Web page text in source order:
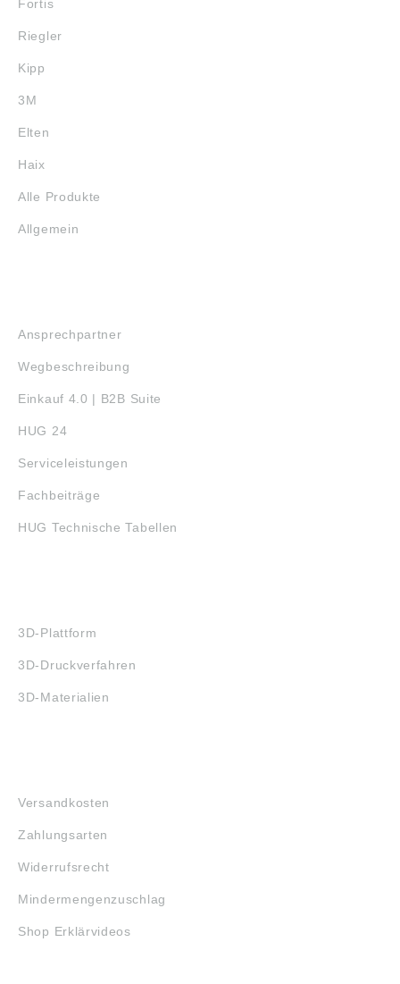
Fortis
Riegler
Kipp
3M
Elten
Haix
Alle Produkte
Allgemein
Ansprechpartner
Wegbeschreibung
Einkauf 4.0 | B2B Suite
HUG 24
Serviceleistungen
Fachbeiträge
HUG Technische Tabellen
3D-Plattform
3D-Druckverfahren
3D-Materialien
Versandkosten
Zahlungsarten
Widerrufsrecht
Mindermengenzuschlag
Shop Erklärvideos